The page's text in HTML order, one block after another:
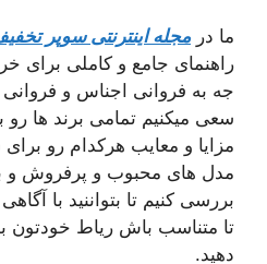
ما درمجله اینترنتی سوپر
راهنمای جامع و کاملی برای
جه به فروانی اجناس و فروانی
سعی میکنیم تمامی برند ها
مزایا و معایب هرکدام رو
مدل های محبوب و پرفروش و
بررسی کنیم تا بتواننید با
تا متناسب باش ریاط خودتون
دهید.